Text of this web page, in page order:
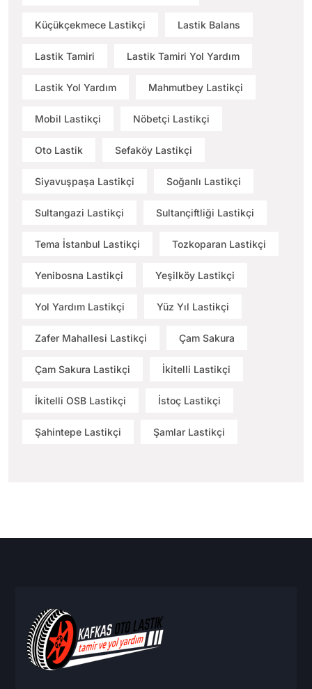
Küçükçekmece Lastikçi Lastik Balans
Lastik Tamiri Lastik Tamiri Yol Yardım
Lastik Yol Yardım Mahmutbey Lastikçi
Mobil Lastikçi Nöbetçi Lastikçi
Oto Lastik Sefaköy Lastikçi
Siyavuşpaşa Lastikçi Soğanlı Lastikçi
Sultangazi Lastikçi Sultançiftliği Lastikçi
Tema İstanbul Lastikçi Tozkoparan Lastikçi
Yenibosna Lastikçi Yeşilköy Lastikçi
Yol Yardım Lastikçi Yüz Yıl Lastikçi
Zafer Mahallesi Lastikçi Çam Sakura
Çam Sakura Lastikçi İkitelli Lastikçi
İkitelli OSB Lastikçi İstoç Lastikçi
Şahintepe Lastikçi Şamlar Lastikçi